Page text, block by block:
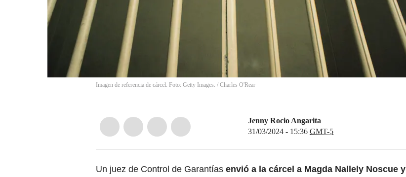
Imagen de referencia de cárcel. Foto: Getty Images. / Charles O'Rear
Jenny Rocio Angarita
31/03/2024 - 15:36 GMT-5
Un juez de Control de Garantías envió a la cárcel a Magda Nallely Noscue y